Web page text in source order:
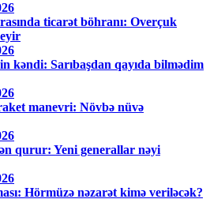
ticarət böhranı: Overçuk
kəndi: Sarıbaşdan qayıda bilmədim
manevri: Növbə nüvə
qurur: Yeni generallar nəyi
Hörmüzə nəzarət kimə veriləcək?